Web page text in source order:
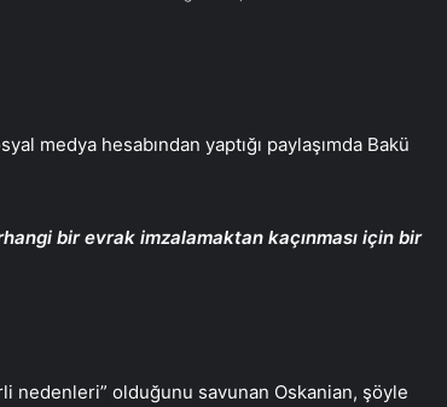
medya hesabından yaptığı paylaşımda Bakü
bir evrak imzalamaktan kaçınması için bir
nedenleri” olduğunu savunan Oskanian, şöyle